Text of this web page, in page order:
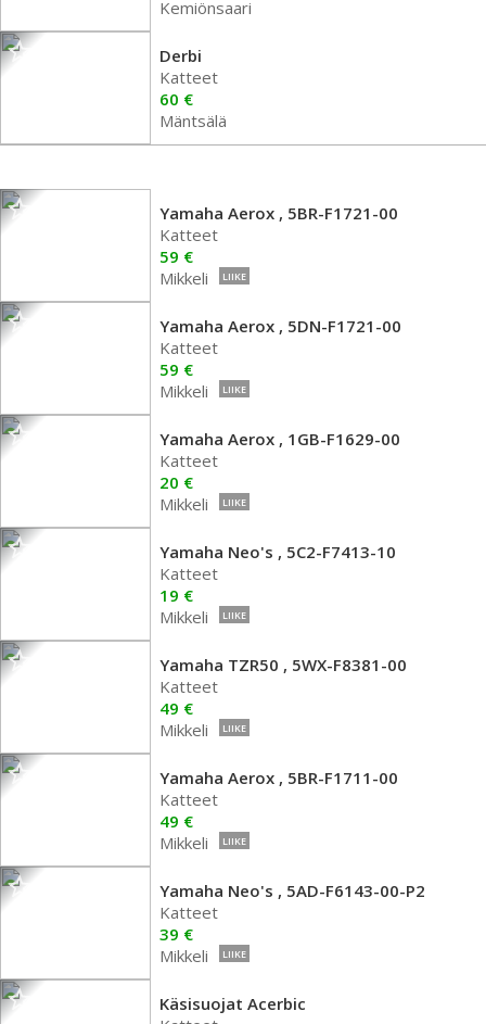
Kemiönsaari
Derbi
Katteet
60 €
Mäntsälä
Yamaha Aerox , 5BR-F1721-00
Katteet
59 €
Mikkeli
LIIKE
Yamaha Aerox , 5DN-F1721-00
Katteet
59 €
Mikkeli
LIIKE
Yamaha Aerox , 1GB-F1629-00
Katteet
20 €
Mikkeli
LIIKE
Yamaha Neo's , 5C2-F7413-10
Katteet
19 €
Mikkeli
LIIKE
Yamaha TZR50 , 5WX-F8381-00
Katteet
49 €
Mikkeli
LIIKE
Yamaha Aerox , 5BR-F1711-00
Katteet
49 €
Mikkeli
LIIKE
Yamaha Neo's , 5AD-F6143-00-P2
Katteet
39 €
Mikkeli
LIIKE
Käsisuojat Acerbic